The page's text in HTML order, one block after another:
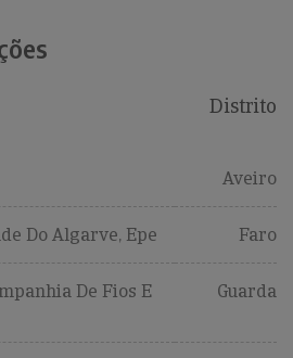
Distrito
Aveiro
Do Algarve, Epe Faro
De Fios E
Guarda